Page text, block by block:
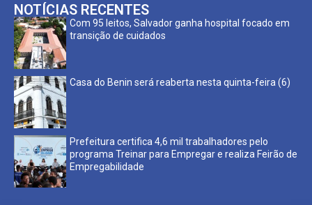
NOTÍCIAS RECENTES
Com 95 leitos, Salvador ganha hospital focado em
transição de cuidados
Casa do Benin será reaberta nesta quinta-feira (6)
Prefeitura certifica 4,6 mil trabalhadores pelo
programa Treinar para Empregar e realiza Feirão de
Empregabilidade